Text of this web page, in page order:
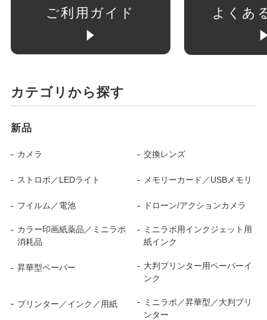
ご利用ガイド よくあ
カテゴリから探す
新品
カメラ 交換レンズ
ストロボ／LEDライト メモリーカード／USBメモリ
フイルム／電池 ドローン/アクションカメラ
カラー印画紙薬品／ミニラボ
消耗品
ミニラボ用インクジェット用
紙インク
昇華型ペーパー
大判プリンター用ペーパーイ
ンク
プリンター／インク／用紙
ミニラボ／昇華型／大判プリ
ンター